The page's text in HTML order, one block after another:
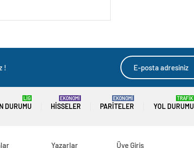
!
DURUMU
LİG
HISSELER
EKONOMİ
PARITELER
EKONOMİ
YOL DURUMU
TRAFİK
Yazarlar Üye Giriş